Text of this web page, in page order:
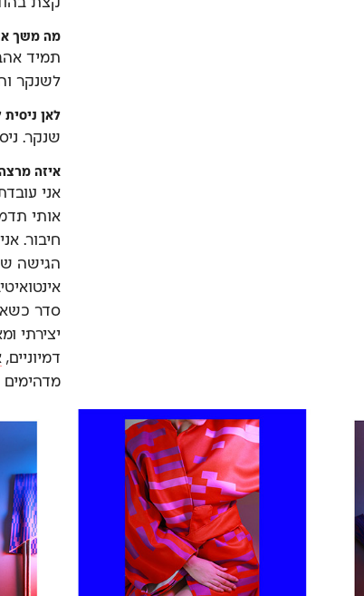
מה משך
תמיד
לשנקר
לאן
שנקר.
איזה
אני
אותי
חיבור.
הגישה
סדר
יצירתי
דמיוניים,